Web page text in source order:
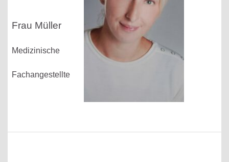
Frau Müller
Medizinische
Fachangestellte